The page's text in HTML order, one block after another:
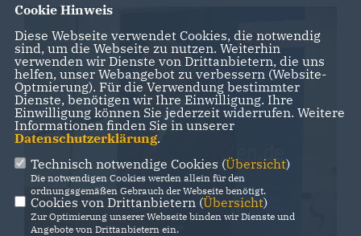
Cookie Hinweis
Diese Webseite verwendet Cookies, die notwendig
sind, um die Webseite zu nutzen. Weiterhin
verwenden wir Dienste von Drittanbietern, die uns
helfen, unser Webangebot zu verbessern (Website-
Optmierung). Für die Verwendung bestimmter
Dienste, benötigen wir Ihre Einwilligung. Ihre
Einwilligung können Sie jederzeit widerrufen. Weitere
Informationen finden Sie in unserer
Datenschutzerklärung.
Technisch notwendige Cookies (Übersicht)
Die notwendigen Cookies werden allein für den
ordnungsgemäßen Gebrauch der Webseite benötigt.
Cookies von Drittanbietern (Übersicht)
Zur Optimierung unserer Webseite binden wir Dienste und
Angebote von Drittanbietern ein.